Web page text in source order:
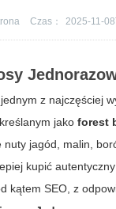
Czas： 2025-11-
z najczęściej
jakoforest
jagód, malin,
kupić
kątem SEO, z